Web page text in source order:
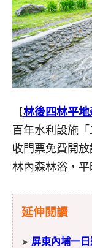
【林後四林平
百年水利設施
收門票免費開
林內森林浴，
延伸閱讀
➤ 屏東內埔一日